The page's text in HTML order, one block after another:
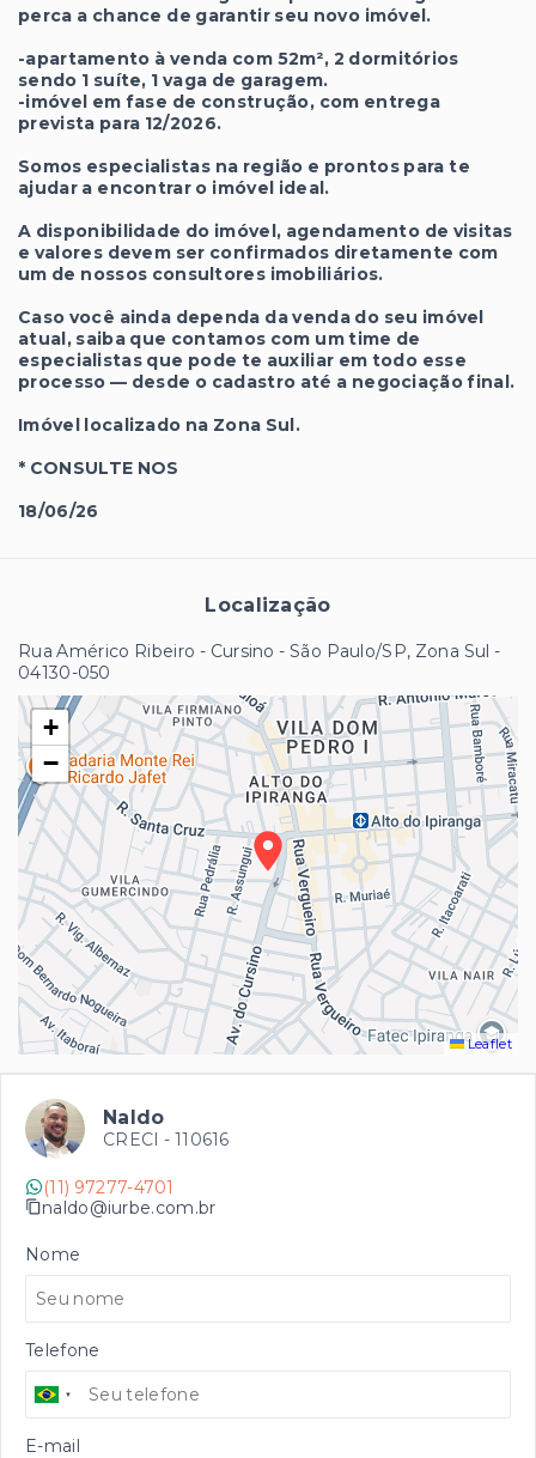
perca a chance de garantir seu novo imóvel.
-apartamento à venda com 52m², 2 dormitórios
sendo 1 suíte, 1 vaga de garagem.
-imóvel em fase de construção, com entrega
prevista para 12/2026.
Somos especialistas na região e prontos para te
ajudar a encontrar o imóvel ideal.
A disponibilidade do imóvel, agendamento de visitas
e valores devem ser confirmados diretamente com
um de nossos consultores imobiliários.
Caso você ainda dependa da venda do seu imóvel
atual, saiba que contamos com um time de
especialistas que pode te auxiliar em todo esse
processo — desde o cadastro até a negociação final.
Imóvel localizado na Zona Sul.
* CONSULTE NOS
18/06/26
Localização
Rua Américo Ribeiro - Cursino - São Paulo/SP, Zona Sul -
04130-050
+
−
Leaflet
Naldo
CRECI - 110616
(11) 97277-4701
naldo@iurbe.com.br
Nome
Telefone
E-mail